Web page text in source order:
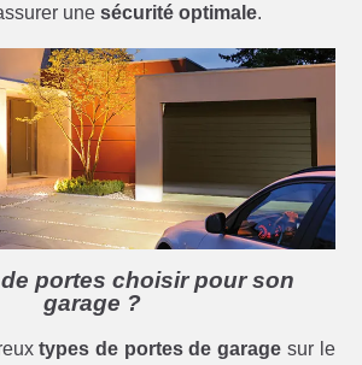
unesécurité optimale.
portes choisir pour son
garage ?
types de portes de garage sur le